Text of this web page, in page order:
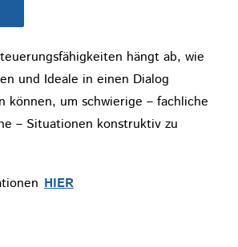
der Stress- und
hängt ab, wie
und Ideale in einen Dialog
können, um schwierige – fach­liche
– Situationen konstruktiv zu
HIER